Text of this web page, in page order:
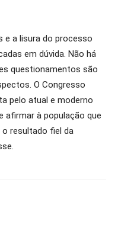
e a lisura do processo
em dúvida. Não há
questionamentos são
O Congresso
pelo atual e moderno
afirmar à população que
resultado fiel da